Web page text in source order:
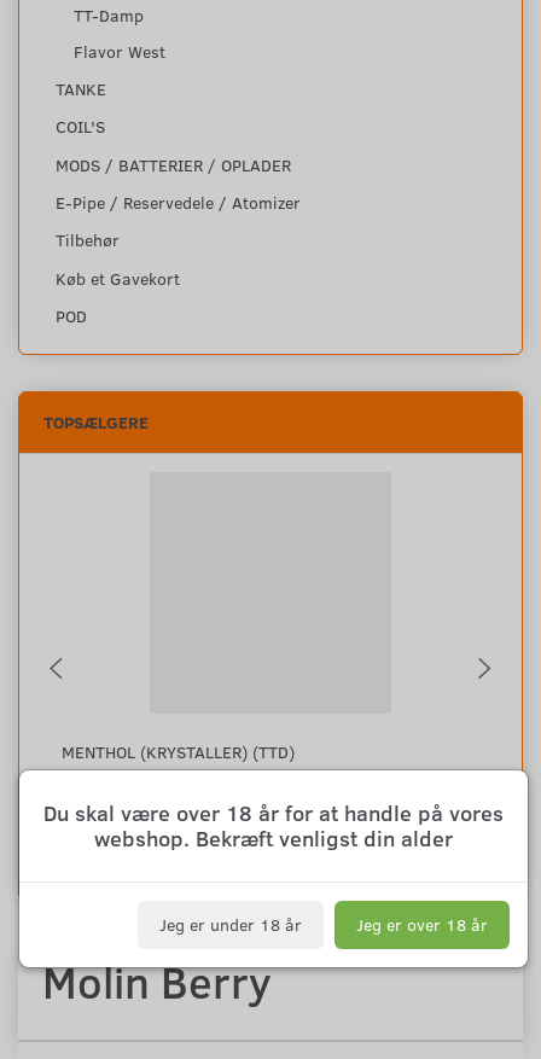
TT-Damp
Flavor West
TANKE
COIL'S
MODS / BATTERIER / OPLADER
E-Pipe / Reservedele / Atomizer
Tilbehør
Køb et Gavekort
POD
TOPSÆLGERE
MENTHOL (KRYSTALLER) (TTD)
Se produktet
Molin Berry
Du skal være over 18 år for at handle på vores
webshop. Bekræft venligst din alder
Jeg er under 18 år Jeg er over 18 år